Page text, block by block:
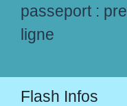
passeport :
ligne
Flash Infos